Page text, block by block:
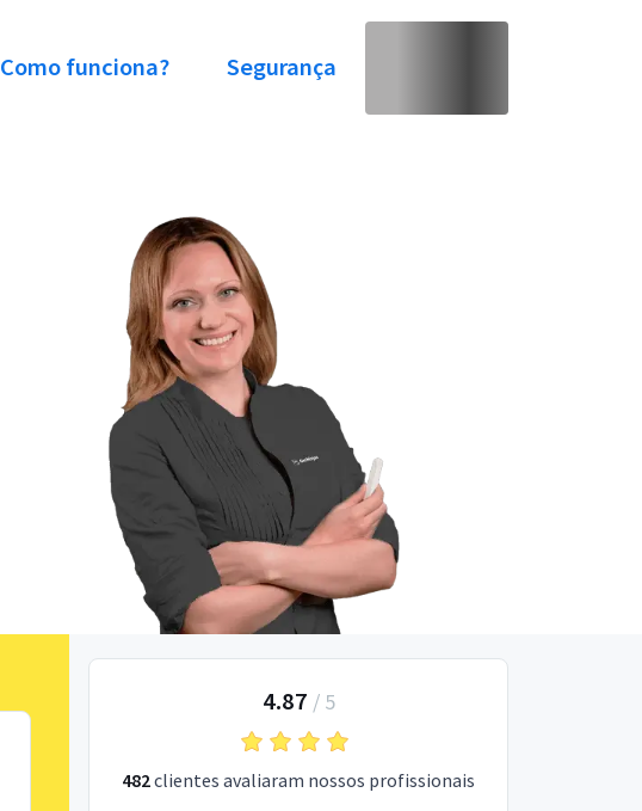
Como funciona? Segurança
4.87 / 5
482clientes avaliaram nossos profissionais